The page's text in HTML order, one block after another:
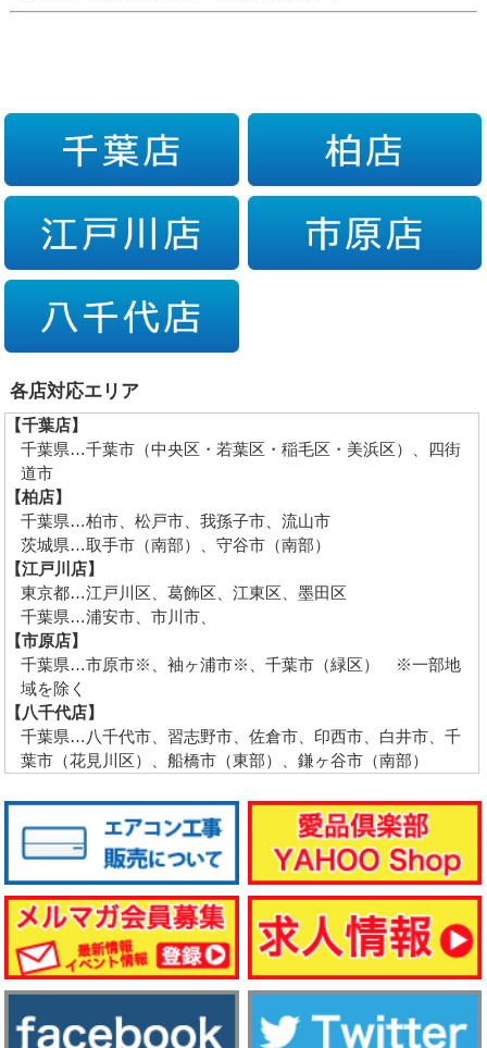
各店対応エリア
【千葉店】
千葉県…千葉市（中央区・若葉区・稲毛区・美浜区）、四街
道市
【柏店】
千葉県…柏市、松戸市、我孫子市、流山市
茨城県…取手市（南部）、守谷市（南部）
【江戸川店】
東京都…江戸川区、葛飾区、江東区、墨田区
千葉県…浦安市、市川市、
【市原店】
千葉県…市原市※、袖ヶ浦市※、千葉市（緑区） ※一部地
域を除く
【八千代店】
千葉県…八千代市、習志野市、佐倉市、印西市、白井市、千
葉市（花見川区）、船橋市（東部）、鎌ヶ谷市（南部）